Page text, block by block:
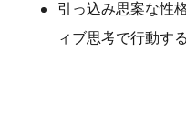
引っ込み思案な性
ィブ思考で行動す